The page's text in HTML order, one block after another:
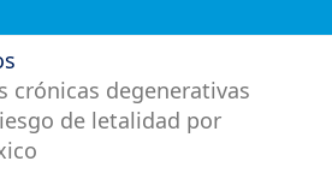
crónicas degenerativas
de letalidad por